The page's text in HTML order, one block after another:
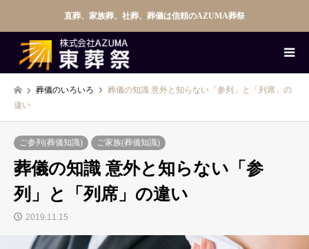
直葬、家族葬、社葬、葬儀は信頼のAZUMA葬祭
葬儀のいろいろ
葬儀の知識 意外と知らない「参列」と「列席」の
違い
ご参列(葬儀知識) ご家族(葬儀知識)
葬儀の知識 意外と知らない「参
列」と「列席」の違い
2019.11.15